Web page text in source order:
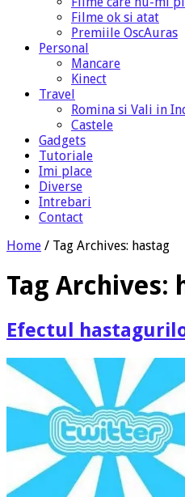
Filme ok si atat
Premiile OscAuras
Personal
Mancare
Kinect
Travel
Romina si Vali in
Castele
Gadgets
Tutoriale
Imi place
Diverse
Intrebari
Contact
Home / Tag Archives: hastag
Tag Archives:
Efectul